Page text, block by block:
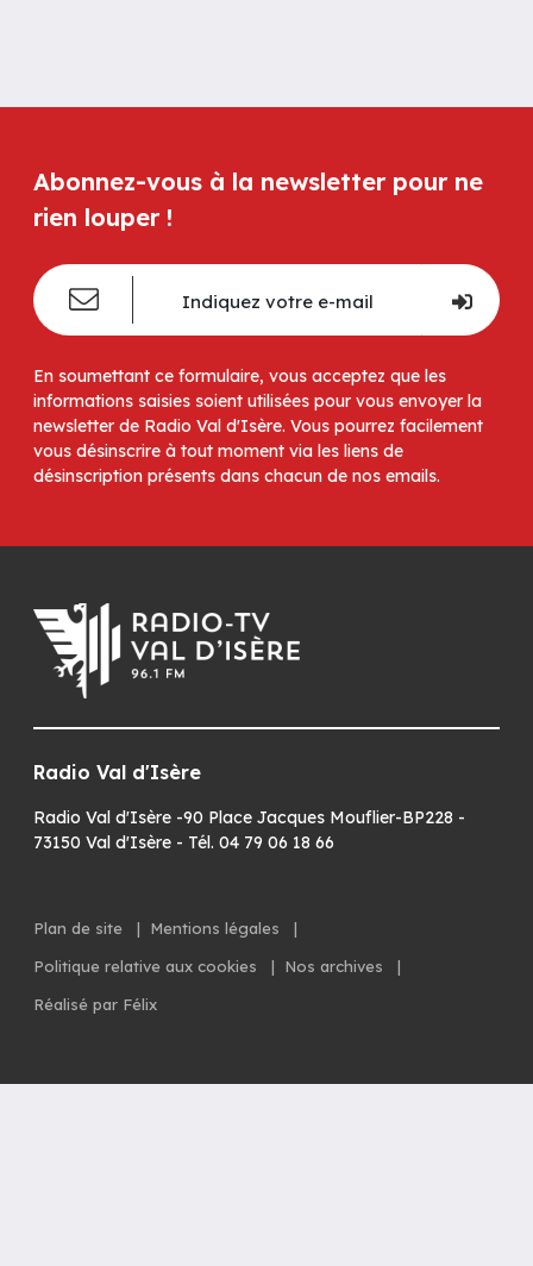
Abonnez-vous à la newsletter pour ne
rien louper !
En soumettant ce formulaire, vous acceptez que les
informations saisies soient utilisées pour vous envoyer la
newsletter de Radio Val d'Isère. Vous pourrez facilement
vous désinscrire à tout moment via les liens de
désinscription présents dans chacun de nos emails.
Radio Val d'Isère
Radio Val d'Isère -90 Place Jacques Mouflier-BP228 -
73150 Val d'Isère - Tél. 04 79 06 18 66
Plan de site | Mentions légales
|
Politique relative aux cookies
| Nos archives
|
Réalisé par Félix